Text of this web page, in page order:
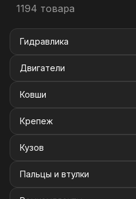
1194 товара
Гидравлика
Двигатели
Ковши
Крепеж
Кузов
Пальцы и втулки